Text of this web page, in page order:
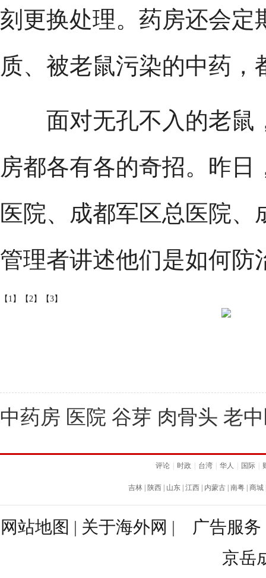
刻更换处理。药房还会定
质、被老鼠污染的中药，
面对无孔不入的老鼠
房都各有各的奇招。昨
医院、成都军区总医院
管理者讲述他们是如何防
【1】 【2】 【3】
中药房 医院 谷芽 肉骨头 老
评论 时政 台湾 华人 国际
吉林 陕西 山东 江西 内蒙古 南粤 商城
网站地图 | 关于海外网 | 广告服务
京岳